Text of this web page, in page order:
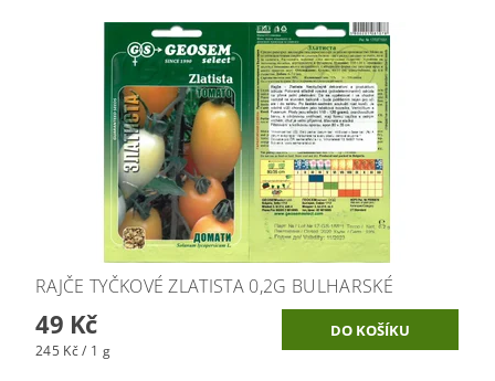
RAJČE TYČKOVÉ ZLATISTA 0,2G BULHARSKÉ
49 Kč
245 Kč / 1 g